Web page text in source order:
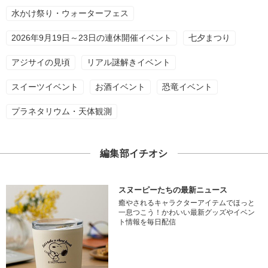
水かけ祭り・ウォーターフェス
2026年9月19日～23日の連休開催イベント 七夕まつり
アジサイの見頃 リアル謎解きイベント
スイーツイベント お酒イベント 恐竜イベント
プラネタリウム・天体観測
編集部イチオシ
スヌーピーたちの最新ニュース
癒やされるキャラクターアイテムでほっと
一息つこう！かわいい最新グッズやイベン
ト情報を毎日配信